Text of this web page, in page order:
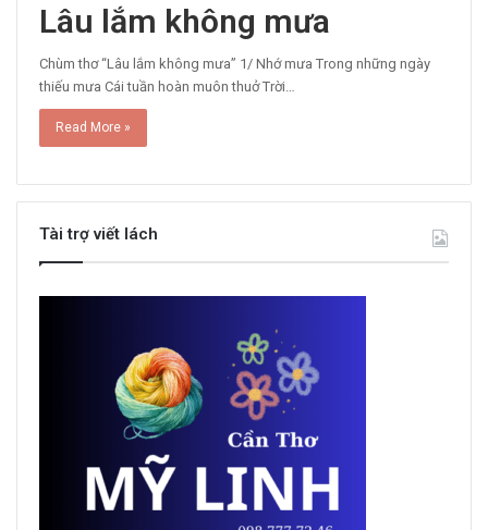
Lâu lắm không mưa
Chùm thơ “Lâu lắm không mưa” 1/ Nhớ mưa Trong những ngày
thiếu mưa Cái tuần hoàn muôn thuở Trời…
Read More »
Tài trợ viết lách